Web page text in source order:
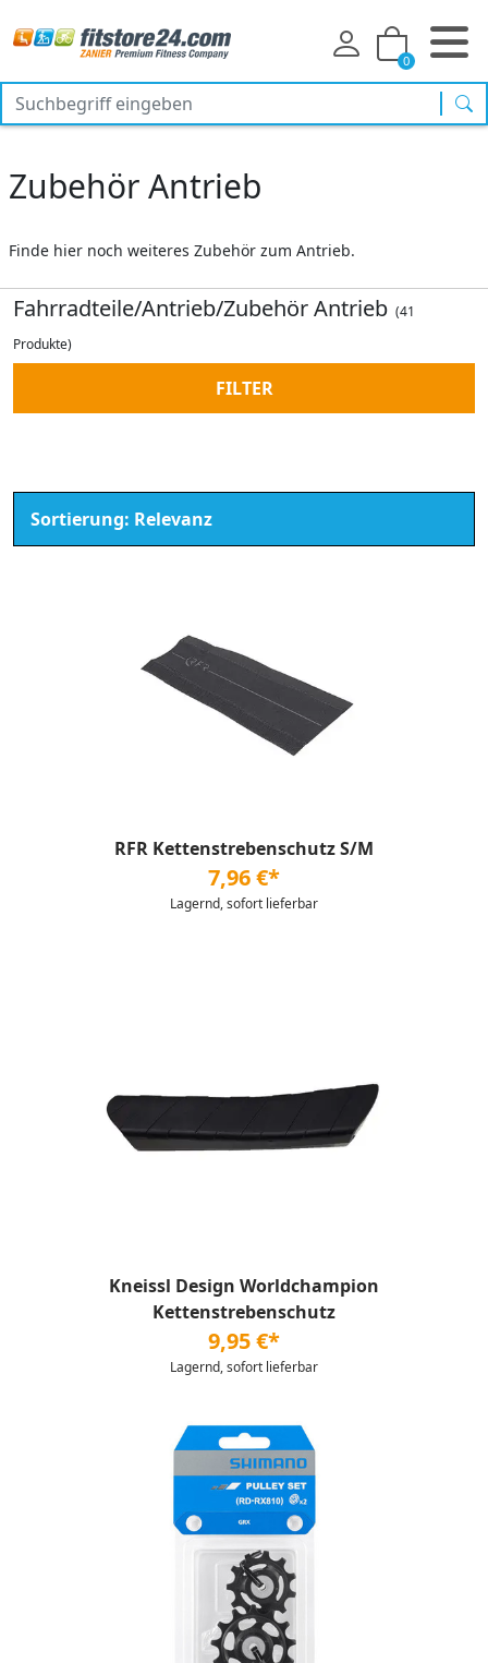
0
Zubehör Antrieb
Finde hier noch weiteres Zubehör zum Antrieb.
Fahrradteile/Antrieb/Zubehör Antrieb (41
Produkte)
FILTER
RFR Kettenstrebenschutz S/M
7,96 €*
Lagernd, sofort lieferbar
Kneissl Design Worldchampion
Kettenstrebenschutz
9,95 €*
Lagernd, sofort lieferbar